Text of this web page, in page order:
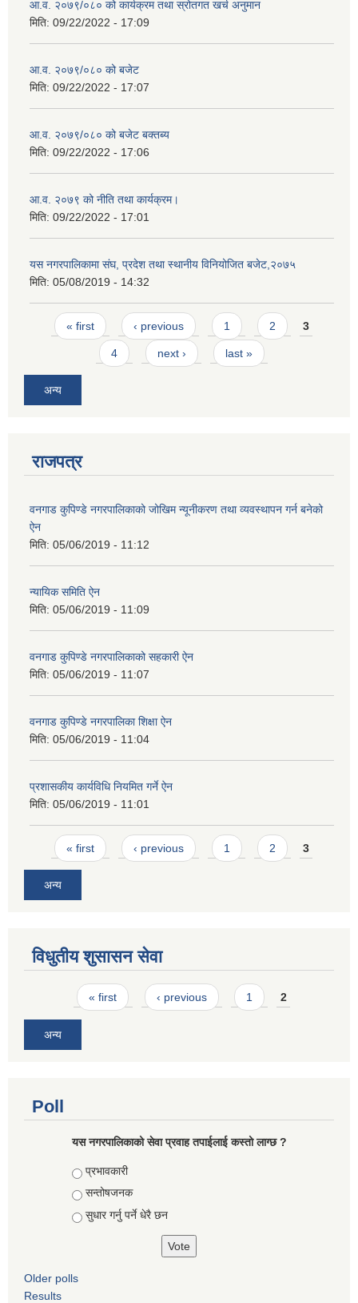
आ.व. २०७९/०८० को कार्यक्रम तथा स्रोतगत खर्च अनुमान
मिति: 09/22/2022 - 17:09
आ.व. २०७९/०८० को बजेट
मिति: 09/22/2022 - 17:07
आ.व. २०७९/०८० को बजेट बक्तब्य
मिति: 09/22/2022 - 17:06
आ.व. २०७९ को नीति तथा कार्यक्रम।
मिति: 09/22/2022 - 17:01
यस नगरपालिकामा संघ, प्रदेश तथा स्थानीय विनियोजित बजेट,२०७५
मिति: 05/08/2019 - 14:32
Pages
« first ‹ previous 1 2 3
4 next › last »
अन्य
राजपत्र
वनगाड कुपिण्डे नगरपालिकाको जोखिम न्यूनीकरण तथा व्यवस्थापन गर्न बनेको
ऐन
मिति: 05/06/2019 - 11:12
न्यायिक समिति ऐन
मिति: 05/06/2019 - 11:09
वनगाड कुपिण्डे नगरपालिकाको सहकारी ऐन
मिति: 05/06/2019 - 11:07
वनगाड कुपिण्डे नगरपालिका शिक्षा ऐन
मिति: 05/06/2019 - 11:04
प्रशासकीय कार्यविधि नियमित गर्ने ऐन
मिति: 05/06/2019 - 11:01
Pages
« first ‹ previous 1 2 3
अन्य
विधुतीय शुसासन सेवा
Pages« first ‹ previous 1 2
अन्य
Poll
यस नगरपालिकाको सेवा प्रवाह तपाईलाई कस्तो लाग्छ ?
Choices
प्रभावकारी
सन्तोषजनक
सुधार गर्नु पर्ने धेरै छन
Older polls
Results